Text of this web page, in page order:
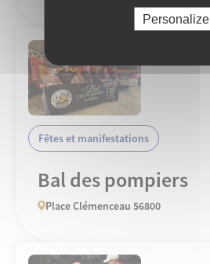
Fêtes et manifestations
Bal des pompiers
Place Clémenceau 56800
Personalize